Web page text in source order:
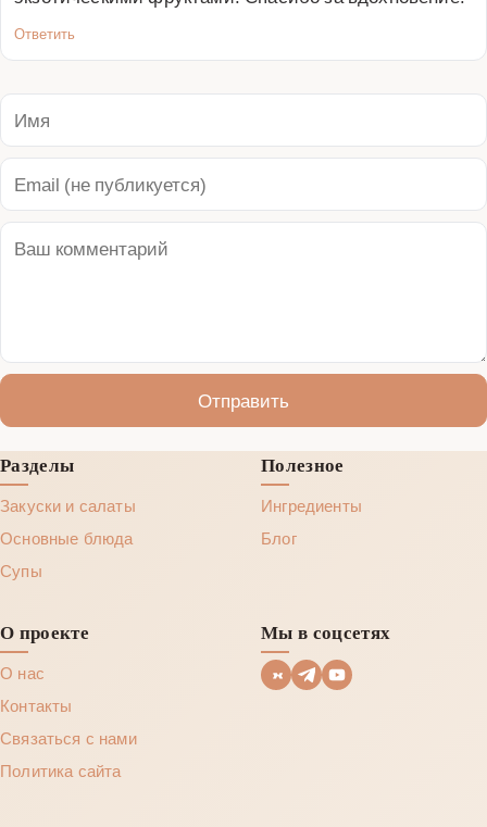
Ответить
Отправить
Разделы
Закуски и салаты
Основные блюда
Супы
Полезное
Ингредиенты
Блог
О проекте
О нас
Контакты
Связаться с нами
Политика сайта
Мы в соцсетях